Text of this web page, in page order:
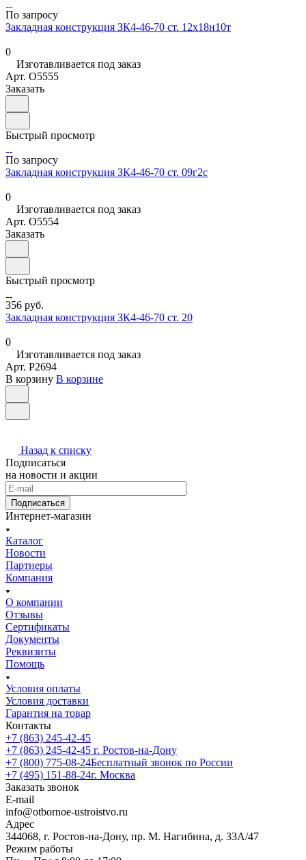
По запросу
Закладная конструкция ЗК4-46-70 ст. 12х18н10т
0
Изготавливается под заказ
Арт. O5555
Заказать
Быстрый просмотр
По запросу
Закладная конструкция ЗК4-46-70 ст. 09г2с
0
Изготавливается под заказ
Арт. O5554
Заказать
Быстрый просмотр
356 руб.
Закладная конструкция ЗК4-46-70 ст. 20
0
Изготавливается под заказ
Арт. P2694
В корзину В корзине
Назад к списку
Подписаться
на новости и акции
Подписаться
Интернет-магазин
Каталог
Новости
Партнеры
Компания
О компании
Отзывы
Сертификаты
Документы
Реквизиты
Помощь
Условия оплаты
Условия доставки
Гарантия на товар
Контакты
+7 (863) 245-42-45
+7 (863) 245-42-45 г. Ростов-на-Дону
+7 (800) 775-08-24Бесплатный звонок по России
+7 (495) 151-88-24г. Москва
Заказать звонок
E-mail
info@otbornoe-ustroistvo.ru
Адрес
344068, г. Ростов-на-Дону, пр. М. Нагибина, д. 33А/47
Режим работы